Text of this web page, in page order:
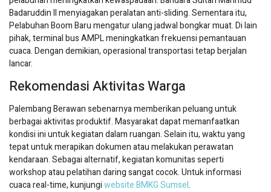
Badaruddin II menyiagakan peralatan anti-sliding. Sementara itu,
Pelabuhan Boom Baru mengatur ulang jadwal bongkar muat. Di lain
pihak, terminal bus AMPL meningkatkan frekuensi pemantauan
cuaca. Dengan demikian, operasional transportasi tetap berjalan
lancar.
Rekomendasi Aktivitas Warga
Palembang Berawan sebenarnya memberikan peluang untuk
berbagai aktivitas produktif. Masyarakat dapat memanfaatkan
kondisi ini untuk kegiatan dalam ruangan. Selain itu, waktu yang
tepat untuk merapikan dokumen atau melakukan perawatan
kendaraan. Sebagai alternatif, kegiatan komunitas seperti
workshop atau pelatihan daring sangat cocok. Untuk informasi
cuaca real-time, kunjungiwebsite BMKG Sumsel.